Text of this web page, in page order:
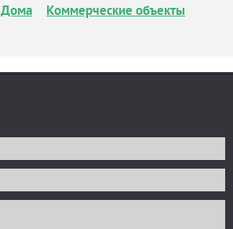
Дома
Коммерческие объекты